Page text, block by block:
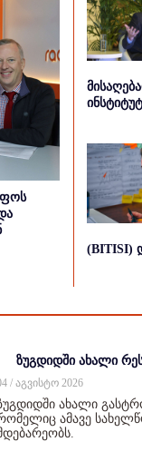
(BITISI)
ზუგდიდში ახალი
/ აგვისტო 2026
ახალი
ამავე